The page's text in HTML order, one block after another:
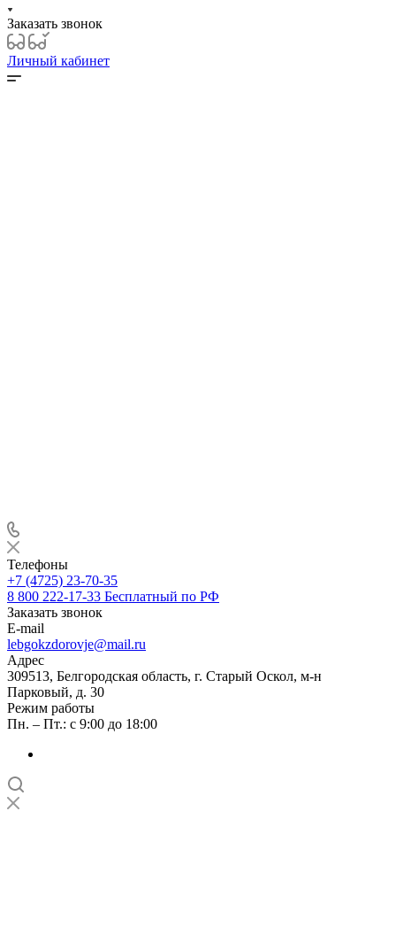
Заказать звонок
Личный кабинет
Телефоны
+7 (4725) 23-70-35
8 800 222-17-33 Бесплатный по РФ
Заказать звонок
E-mail
lebgokzdorovje@mail.ru
Адрес
309513, Белгородская область, г. Старый Оскол, м-н
Парковый, д. 30
Режим работы
Пн. – Пт.: с 9:00 до 18:00